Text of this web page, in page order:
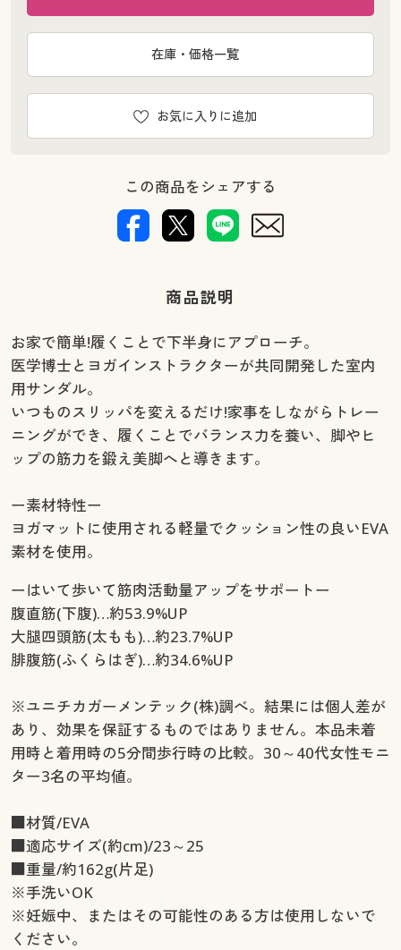
お気に入りに追加
在庫・価格一覧
この商品をシェアする
商品説明
お家で簡単!履くことで下半身にアプローチ。
医学博士とヨガインストラクターが共同開発した室内
用サンダル。
いつものスリッパを変えるだけ!家事をしながらトレー
ニングができ、履くことでバランス力を養い、脚やヒ
ップの筋力を鍛え美脚へと導きます。
ー素材特性ー
ヨガマットに使用される軽量でクッション性の良いEVA
素材を使用。
ーはいて歩いて筋肉活動量アップをサポートー
腹直筋(下腹)…約53.9%UP
大腿四頭筋(太もも)…約23.7%UP
腓腹筋(ふくらはぎ)…約34.6%UP
※ユニチカガーメンテック(株)調べ。結果には個人差が
あり、効果を保証するものではありません。本品未着
用時と着用時の5分間歩行時の比較。30～40代女性モニ
ター3名の平均値。
■材質/EVA
■適応サイズ(約cm)/23～25
■重量/約162g(片足)
※手洗いOK
※妊娠中、またはその可能性のある方は使用しないで
ください。